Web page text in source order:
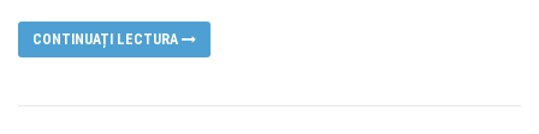
CONTINUAȚI LECTURA